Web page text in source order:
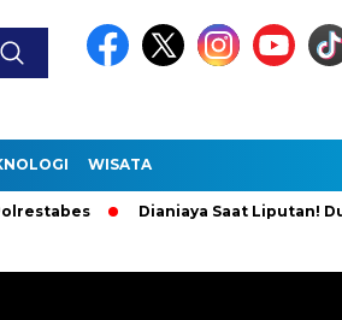
WISATA
Dianiaya Saat Liputan! Dua